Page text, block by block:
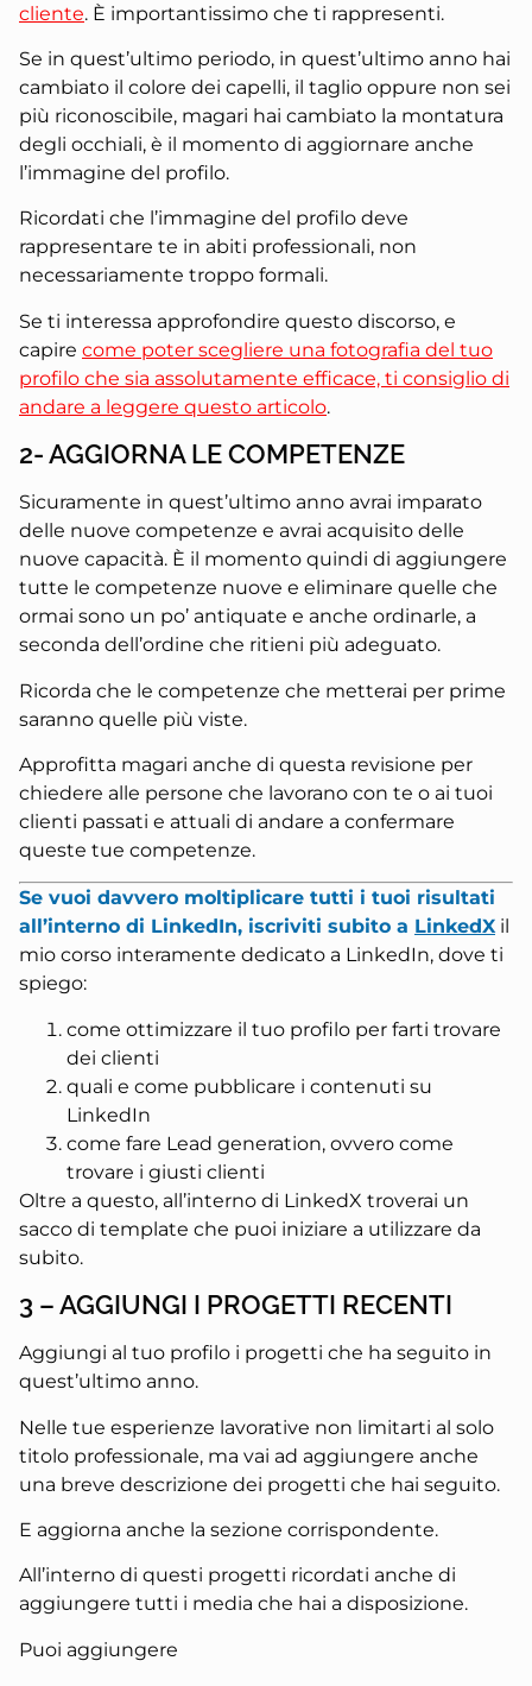
cliente. È importantissimo che ti rappresenti.
Se in quest’ultimo periodo, in quest’ultimo anno hai
cambiato il colore dei capelli, il taglio oppure non sei
più riconoscibile, magari hai cambiato la montatura
degli occhiali, è il momento di aggiornare anche
l’immagine del profilo.
Ricordati che l’immagine del profilo deve
rappresentare te in abiti professionali, non
necessariamente troppo formali.
Se ti interessa approfondire questo discorso, e
capire come poter scegliere una fotografia del tuo
profilo che sia assolutamente efficace, ti consiglio di
andare a leggere questo articolo.
2- AGGIORNA LE COMPETENZE
Sicuramente in quest’ultimo anno avrai imparato
delle nuove competenze e avrai acquisito delle
nuove capacità. È il momento quindi di aggiungere
tutte le competenze nuove e eliminare quelle che
ormai sono un po’ antiquate e anche ordinarle, a
seconda dell’ordine che ritieni più adeguato.
Ricorda che le competenze che metterai per prime
saranno quelle più viste.
Approfitta magari anche di questa revisione per
chiedere alle persone che lavorano con te o ai tuoi
clienti passati e attuali di andare a confermare
queste tue competenze.
Se vuoi davvero moltiplicare tutti i tuoi risultati
all’interno di LinkedIn, iscriviti subito a LinkedXil
mio corso interamente dedicato a LinkedIn, dove ti
spiego:
come ottimizzare il tuo profilo per farti trovare
dei clienti
quali e come pubblicare i contenuti su
LinkedIn
come fare Lead generation, ovvero come
trovare i giusti clienti
Oltre a questo, all’interno di LinkedX troverai un
sacco di template che puoi iniziare a utilizzare da
subito.
3 – AGGIUNGI I PROGETTI RECENTI
Aggiungi al tuo profilo i progetti che ha seguito in
quest’ultimo anno.
Nelle tue esperienze lavorative non limitarti al solo
titolo professionale, ma vai ad aggiungere anche
una breve descrizione dei progetti che hai seguito.
E aggiorna anche la sezione corrispondente.
All’interno di questi progetti ricordati anche di
aggiungere tutti i media che hai a disposizione.
Puoi aggiungere